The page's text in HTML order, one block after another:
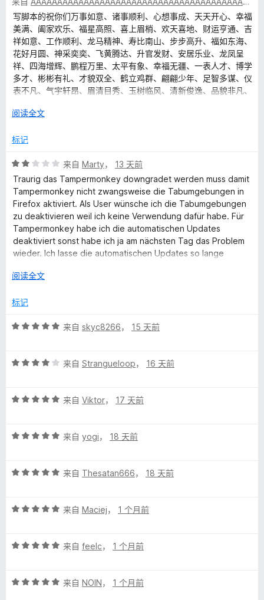
5
分
5
/
5
写脚本的祝你们万事如意、诸事顺利、心想事成、天天开心、幸福
美满、阖家欢乐、福星高照、喜上眉梢、欢天喜地、财运亨通、吉
祥如意、工作顺利、龙马精神、寿比南山、步步高升、福如东海、
花好月圆、神采奕奕、飞黄腾达、升官发财、安居乐业、龙凤呈
祥、四海增辉、鹏程万里、太平有象、幸福无疆、一表人才、博学
多才、彬彬有礼、才貌双全、鹤立鸡群、翩翩少年、足智多谋、仪
表不凡、气宇轩昂、眉清目秀、玉树临风、清新俊逸、品貌非凡、
正、英俊潇洒、风流倜傥、才貌双全、逸群之才、仪表不凡、美如
似潘安、剑眉星眸、清新俊逸、挺鼻薄唇、古雕刻画、淡定优雅、
安、威风凛凛、落落大方、眉清目秀、相貌堂堂、明眸皓齿、英俊
潇洒、威风漂凛、眉清目秀、相貌堂堂、风度翩翩、衣冠楚楚、城
北徐公、明眸皓齿、掷果潘安、浓眉大眼、玉质金相、神采奕奕、
英俊潇洒、文质彬彬、衣冠楚楚、风华月貌、玉树临风、面如冠
玉、才貌双全、逸群之才、温文尔雅、淑人君子、品貌非凡、才貌
双绝、惊才风逸、风流才子、雅人深致、万事顺意、幸福美满、官
运亨通、美梦连连、吉祥如意、万事顺利、荣华富贵、一帆风顺、
金玉满堂、五福临门、龙凤呈祥、龙门精神、百业兴旺、六畜兴
展
以
阅读全文
标记
评
分
2
/
5
来自 Marty， 13 天前
Traurig das Tampermonkey downgradet werden muss damit
Tampermonkey nicht zwangsweise die Tabumgebungen in
Firefox aktiviert. Als User wünsche ich die Tabumgebungen
zu deaktivieren weil ich keine Verwendung dafür habe. Für
Tampermonkey habe ich die automatischen Updates
deaktiviert sonst habe ich ja am nächsten Tag das Problem
wieder. Ich lasse die automatischen Updates so lange
展
以
阅读全文
标记
评
/
来自 skyc8266， 15 天前
评
/
来自 Strangueloop， 16 天前
评
/
来自 Viktor， 17 天前
评
/
来自 yogi， 18 天前
评
/
来自 Thesatan666， 18 天前
评
/
来自 Maciej， 1 个月前
评
/
来自 feelc， 1 个月前
评
来自 NOIN， 1 个月前